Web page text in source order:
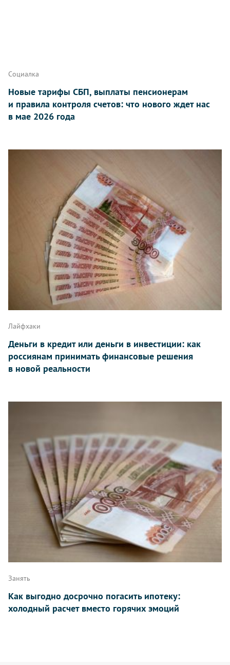
Социалка
Новые тарифы СБП, выплаты пенсионерам
и правила контроля счетов: что нового ждет нас
в мае 2026 года
Лайфхаки
Деньги в кредит или деньги в инвестиции: как
россиянам принимать финансовые решения
в новой реальности
Занять
Как выгодно досрочно погасить ипотеку:
холодный расчет вместо горячих эмоций